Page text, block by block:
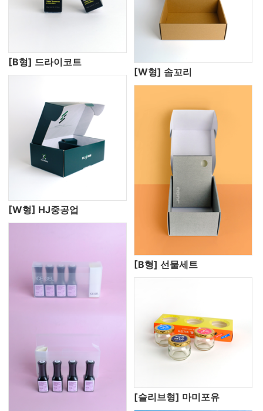
[B형] 드라이코트
[W형] 솜꼬리
[W형] HJ중공업
[B형] 선물세트
[슬리브형] 마미포유